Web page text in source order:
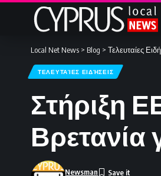
Local Net News > Blog > Τελευταίες
ΤΕΛΕΥΤΑΊΕΣ ΕΙΔΉΣΕΙΣ
Στήριξη
Βρετανία
Newsman